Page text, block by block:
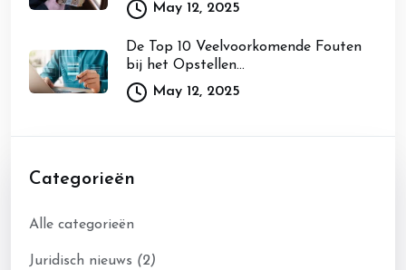
May 12, 2025
De Top 10 Veelvoorkomende Fouten
bij het Opstellen...
May 12, 2025
Categorieën
Alle categorieën
Juridisch nieuws (2)